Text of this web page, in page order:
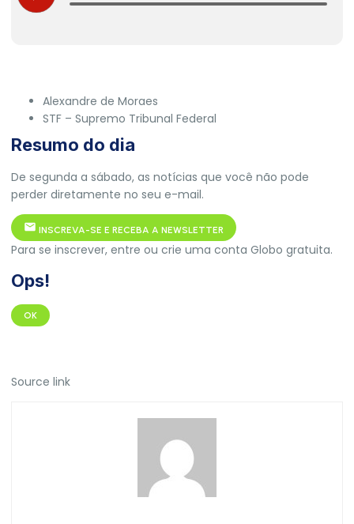
Alexandre de Moraes
STF – Supremo Tribunal Federal
Resumo do dia
De segunda a sábado, as notícias que você não pode
perder diretamente no seu e-mail.
INSCREVA-SE E RECEBA A NEWSLETTER
Para se inscrever, entre ou crie uma conta Globo gratuita.
Ops!
OK
Source link